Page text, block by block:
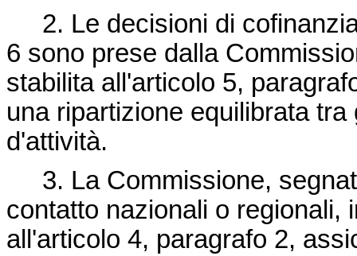
2. Le decisioni di
6 sono prese dalla
stabilita all'articolo 5,
una ripartizione equilibrata
d'attività.
3. La Commissione,
contatto nazionali o regionali,
all'articolo 4, paragrafo 2,